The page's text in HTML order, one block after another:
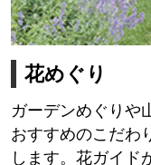
花めぐり
ガーデンめぐりや
おすすめのこだわ
します。花ガイド